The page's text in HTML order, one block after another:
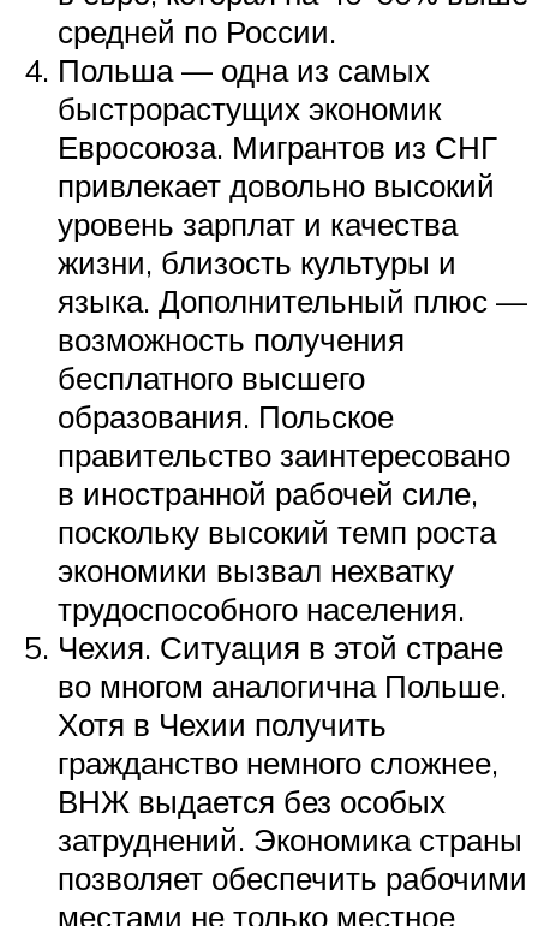
средней по России.
Польша — одна из самых
быстрорастущих экономик
Евросоюза. Мигрантов из СНГ
привлекает довольно высокий
уровень зарплат и качества
жизни, близость культуры и
языка. Дополнительный плюс —
возможность получения
бесплатного высшего
образования. Польское
правительство заинтересовано
в иностранной рабочей силе,
поскольку высокий темп роста
экономики вызвал нехватку
трудоспособного населения.
Чехия. Ситуация в этой стране
во многом аналогична Польше.
Хотя в Чехии получить
гражданство немного сложнее,
ВНЖ выдается без особых
затруднений. Экономика страны
позволяет обеспечить рабочими
местами не только местное